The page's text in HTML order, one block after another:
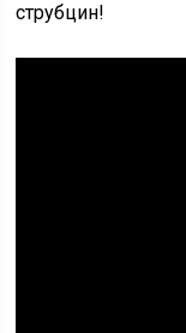
струбцин!